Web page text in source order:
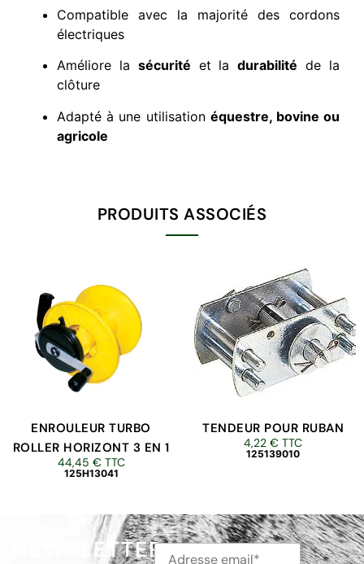
Compatible avec la majorité des cordons
électriques
Améliore la sécurité et ladurabilité de la
clôture
Adapté à une utilisation équestre, bovine ou
agricole
PRODUITS ASSOCIÉS
ENROULEUR TURBO
ROLLER HORIZONT 3 EN 1
44,45 € TTC
125H13041
TENDEUR POUR RUBAN
4,22 € TTC
125139010
NEWSLETTER